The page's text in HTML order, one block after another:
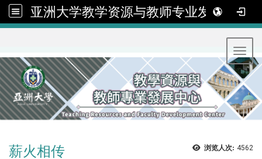
亚洲大学教学资源与教师专业发展中心
浏览人次: 4562
薪火相传